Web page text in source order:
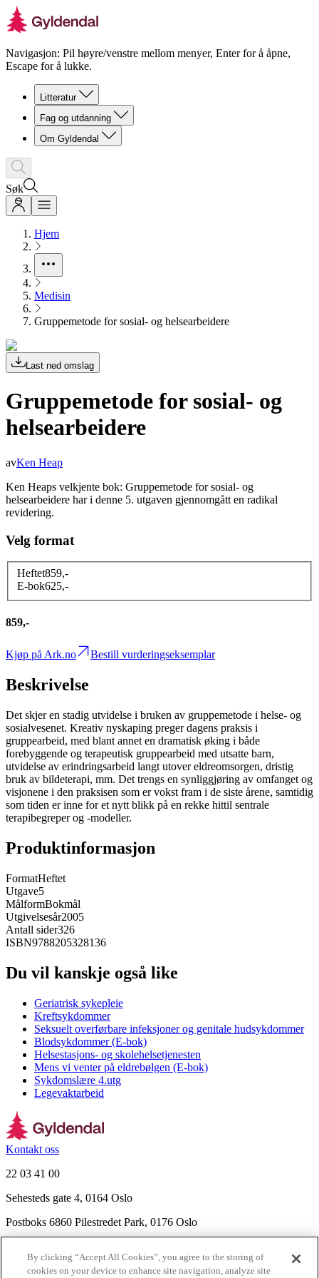
Navigasjon: Pil høyre/venstre mellom menyer, Enter for å åpne,
Escape for å lukke.
Litteratur
Fag og utdanning
Om Gyldendal
Søk
Hjem
Medisin
Gruppemetode for sosial- og helsearbeidere
Last ned omslag
Gruppemetode for sosial- og
helsearbeidere
avKen Heap
Ken Heaps velkjente bok: Gruppemetode for sosial- og
helsearbeidere har i denne 5. utgaven gjennomgått en radikal
revidering.
Velg format
Heftet859,-
E-bok625,-
859,-
Kjøp på Ark.no Bestill vurderingseksemplar
Beskrivelse
Det skjer en stadig utvidelse i bruken av gruppemetode i helse- og
sosialvesenet. Kreativ nyskaping preger dagens praksis i
gruppearbeid, med blant annet en dramatisk øking i både
forebyggende og terapeutisk gruppearbeid med utsatte barn,
utvidelse av erindringsarbeid langt utover eldreomsorgen, dristig
bruk av bildeterapi, mm. Det trengs en synliggjøring av omfanget og
visjonene i den praksisen som er vokst fram i de siste årene, samtidig
som tiden er inne for et nytt blikk på en rekke hittil sentrale
terapibegreper og -modeller.
Produktinformasjon
FormatHeftet
Utgave5
MålformBokmål
Utgivelsesår2005
Antall sider326
ISBN9788205328136
Du vil kanskje også like
Geriatrisk sykepleie
Kreftsykdommer
Seksuelt overførbare infeksjoner og genitale hudsykdommer
Blodsykdommer (E-bok)
Helsestasjons- og skolehelsetjenesten
Mens vi venter på eldrebølgen (E-bok)
Sykdomslære 4.utg
Legevaktarbeid
Kontakt oss
22 03 41 00
Sehesteds gate 4, 0164 Oslo
Postboks 6860 Pilestredet Park, 0176 Oslo
Nyhetsbrev
By clicking “Accept All Cookies”, you agree to the storing of
cookies on your device to enhance site navigation, analyze site